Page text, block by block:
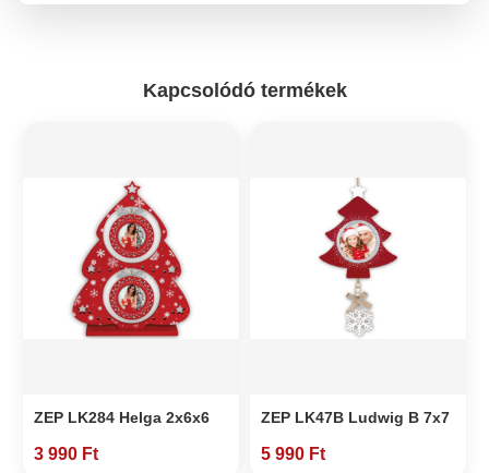
Kapcsolódó termékek
ZEP LK284 Helga 2x6x6
3 990 Ft
ZEP LK47B Ludwig B 7x7
5 990 Ft